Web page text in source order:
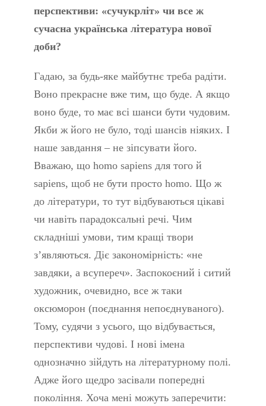
перспективи: «сучукрліт» чи все ж
сучасна українська література нової
доби?
Гадаю, за будь-яке майбутнє треба радіти.
Воно прекрасне вже тим, що буде. А якщо
воно буде, то має всі шанси бути чудовим.
Якби ж його не було, тоді шансів ніяких. І
наше завдання – не зіпсувати його.
Вважаю, що homo sapiens для того й
sapiens, щоб не бути просто homo. Що ж
до літератури, то тут відбуваються цікаві
чи навіть парадоксальні речі. Чим
складніші умови, тим кращі твори
з’являються. Діє закономірність: «не
завдяки, а всупереч». Заспокоєний і ситий
художник, очевидно, все ж таки
оксюморон (поєднання непоєднуваного).
Тому, судячи з усього, що відбувається,
перспективи чудові. І нові імена
однозначно зійдуть на літературному полі.
Адже його щедро засівали попередні
покоління. Хоча мені можуть заперечити: